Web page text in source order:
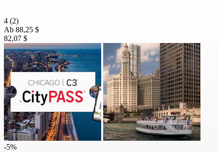
4 (2)
Ab 88,25 $
82,07 $
-5%